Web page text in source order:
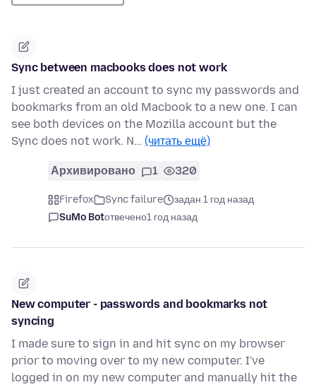
Sync between macbooks does not work
I just created an account to sync my passwords and
bookmarks from an old Macbook to a new one. I can
see both devices on the Mozilla account but the
Sync does not work. N… (читать ещё)
Архивировано 1 320
Firefox Sync failure
задан 1 год назад
SuMo Botотвечено1 год назад
New computer - passwords and bookmarks not
syncing
I made sure to sign in and hit sync on my browser
prior to moving over to my new computer. I've
logged in on my new computer and manually hit the